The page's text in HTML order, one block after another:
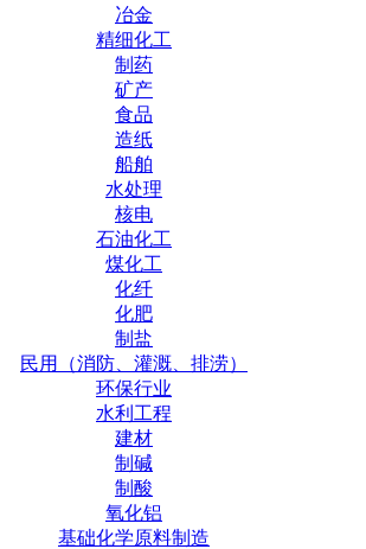
冶金
精细化工
制药
矿产
食品
造纸
船舶
水处理
核电
石油化工
煤化工
化纤
化肥
制盐
民用（消防、灌溉、排涝）
环保行业
水利工程
建材
制碱
制酸
氧化铝
基础化学原料制造